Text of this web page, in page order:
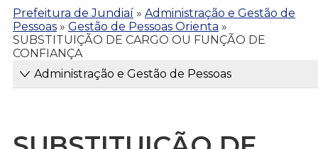
Prefeitura de Jundiaí » Administração e Gestão de
Pessoas » Gestão de Pessoas Orienta »
SUBSTITUIÇÃO DE CARGO OU FUNÇÃO DE
CONFIANÇA
Administração e Gestão de Pessoas